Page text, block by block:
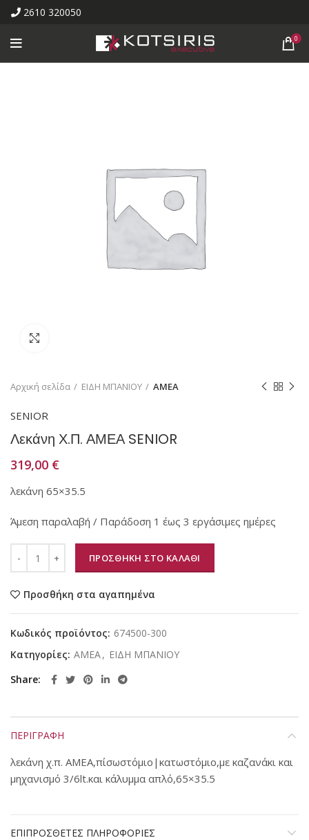
2610 320050
0
Αρχική σελίδα ΕΙΔΗ ΜΠΑΝΙΟΥ ΑΜΕΑ
SENIOR
Λεκάνη Χ.Π. ΑΜΕΑ SENIOR
319,00 €
λεκάνη 65×35.5
Άμεση παραλαβή / Παράδοση 1 έως 3 εργάσιμες ημέρες
ΠΡΟΣΘΗΚΗ ΣΤΟ ΚΑΛΑΘΙ
Προσθήκη στα αγαπημένα
Κωδικός προϊόντος: 674500-300
Κατηγορίες: ΑΜΕΑ, ΕΙΔΗ ΜΠΑΝΙΟΥ
Share
ΠΕΡΙΓΡΑΦΗ
λεκάνη χ.π. ΑΜΕΑ,πίσωστόμιο|κατωστόμιο,με καζανάκι και
μηχανισμό 3/6lt.και κάλυμμα απλό,65×35.5
ΕΠΙΠΡΟΣΘΕΤΕΣ ΠΛΗΡΟΦΟΡΙΕΣ